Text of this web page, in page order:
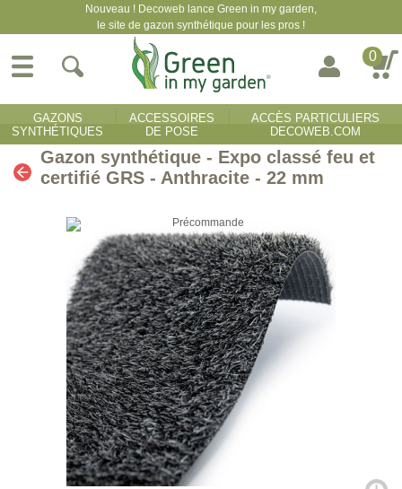
Gazon synthétique - Expo classé feu et
certifié GRS - Anthracite - 22 mm
Nouveau ! Decoweb lance Green in my garden,
le site de gazon synthétique pour les pros !
0
GAZONS
SYNTHÉTIQUES
ACCESSOIRES
DE POSE
ACCÈS PARTICULIERS
DECOWEB.COM